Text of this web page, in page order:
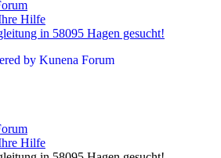
Hilfe
in 58095 Hagen gesucht!
by Kunena Forum
Hilfe